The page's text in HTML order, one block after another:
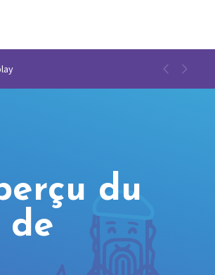
du
de